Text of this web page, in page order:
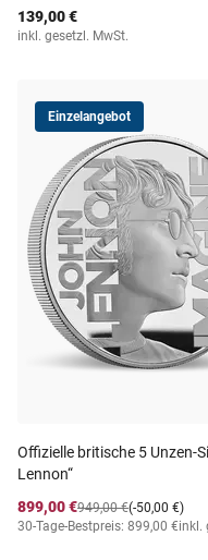
139,00 €
inkl. gesetzl. MwSt.
Einzelangebot
Offizielle britische 5 Unzen-
Lennon“
899,00 €
(-50,00 €)
949,00 €
30-Tage-Bestpreis: 899,00 €inkl.